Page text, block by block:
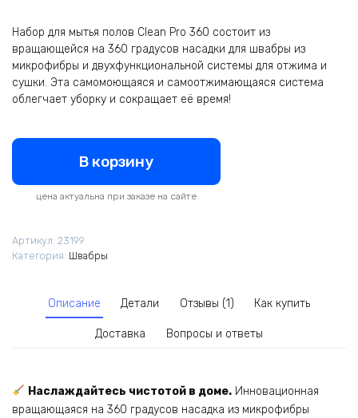
составляла
4250
руб..
1990
руб..
Набор для мытья полов Clean Pro 360 состоит из
вращающейся на 360 градусов насадки для швабры из
микрофибры и двухфункциональной системы для отжима и
сушки. Эта самомоющаяся и самоотжимающаяся система
облегчает уборку и сокращает её время!
В корзину
цена актуальна при заказе на сайте
Артикул: 23199
Категория: Швабры
Описание Детали Отзывы (1) Как купить
Доставка Вопросы и ответы
Наслаждайтесь чистотой в доме.Инновационная
вращающаяся на 360 градусов насадка из микрофибры